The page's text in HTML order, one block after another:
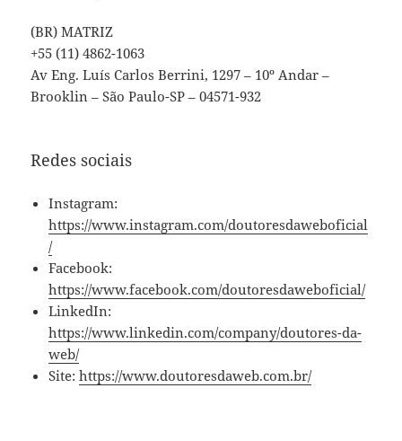
(BR) MATRIZ
+55 (11) 4862-1063
Av Eng. Luís Carlos Berrini, 1297 – 10º Andar –
Brooklin – São Paulo-SP – 04571-932
Redes sociais
Instagram:
https://www.instagram.com/doutoresdaweboficial
/
Facebook:
https://www.facebook.com/doutoresdaweboficial/
LinkedIn:
https://www.linkedin.com/company/doutores-da-
web/
Site:https://www.doutoresdaweb.com.br/